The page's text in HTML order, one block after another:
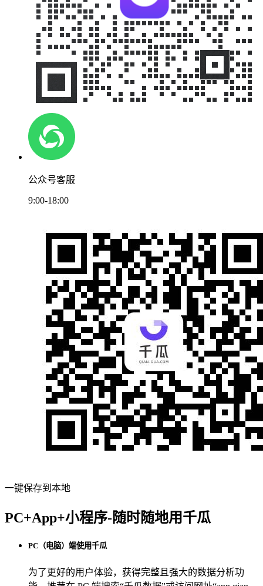
公众号客服
9:00-18:00
一键保存到本地
PC+App+小程序-随时随地用千瓜
PC（电脑）端使用千瓜
为了更好的用户体验，获得完整且强大的数据分析功